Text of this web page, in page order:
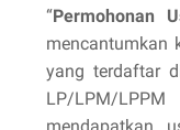
“Permohonan
mencantumkan
yang terdaftar
LP/LPM/
mendapatkan